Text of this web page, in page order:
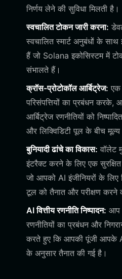
निर्णय लेने की सुविधा मिलती है।
स्वचालित टोकन जारी करना:
स्वचालित स्मार्ट अनुबंधों के
हैं जो Solana इकोसिस्टम में
संभालते हैं।
क्रॉस-प्रोटोकॉल आर्बिट्रेज: एक
परिसंपत्तियों का प्रबंधन करके,
आर्बिट्रेज रणनीतियों को
और लिक्विडिटी पूल के बीच
बुनियादी ढांचे का विकास: वॉलेट
इंटरैक्ट करने के लिए एक
जो आपको AI इंजीनियरों के
टूल को तैनात और परीक्षण करने
AI वित्तीय रणनीति निष्पादन: आप
रणनीतियों का प्रबंधन और
करते हुए कि आपकी पूंजी आपके AI
के अनुसार तैनात की गई है।